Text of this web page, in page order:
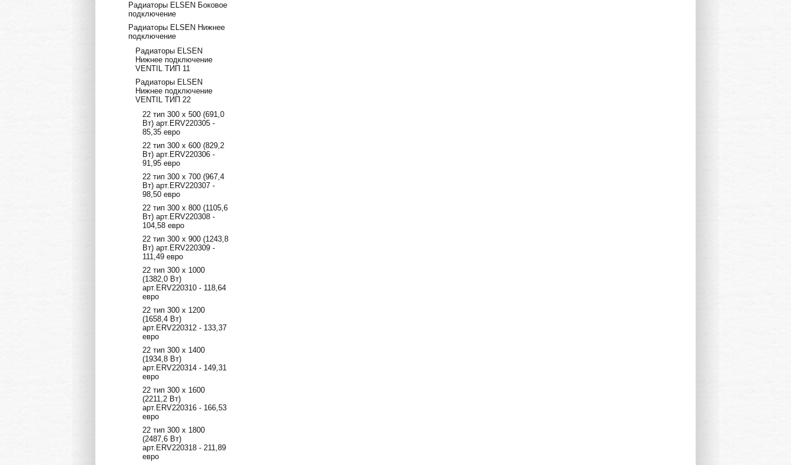
Радиаторы ELSEN Боковое
подключение
Радиаторы ELSEN Нижнее
подключение
Радиаторы ELSEN
Нижнее подключение
VENTIL ТИП 11
Радиаторы ELSEN
Нижнее подключение
VENTIL ТИП 22
22 тип 300 х 500 (691,0
Вт) арт.ERV220305 -
85,35 евро
22 тип 300 х 600 (829,2
Вт) арт.ERV220306 -
91,95 евро
22 тип 300 х 700 (967,4
Вт) арт.ERV220307 -
98,50 евро
22 тип 300 х 800 (1105,6
Вт) арт.ERV220308 -
104,58 евро
22 тип 300 х 900 (1243,8
Вт) арт.ERV220309 -
111,49 евро
22 тип 300 х 1000
(1382,0 Вт)
арт.ERV220310 - 118,64
евро
22 тип 300 х 1200
(1658,4 Вт)
арт.ERV220312 - 133,37
евро
22 тип 300 х 1400
(1934,8 Вт)
арт.ERV220314 - 149,31
евро
22 тип 300 х 1600
(2211,2 Вт)
арт.ERV220316 - 166,53
евро
22 тип 300 х 1800
(2487,6 Вт)
арт.ERV220318 - 211,89
евро